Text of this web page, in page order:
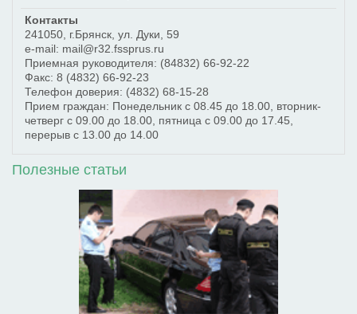
Контакты
241050 г.Брянск ул. Дуки, 59
e-mail: mail@r32.fssprus.ru
Приемная руководителя: (84832) 66-92-22
Факс: 8 (4832) 66-92-23
Телефон доверия: (4832) 68-15-28
Прием граждан: Понедельник с 08.45 до 18.00, вторник-
четверг с 09.00 до 18.00, пятница с 09.00 до 17.45,
перерыв с 13.00 до 14.00
Полезные статьи